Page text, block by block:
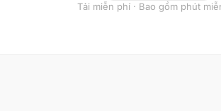
Tải miễn phí · Bao gồm phút